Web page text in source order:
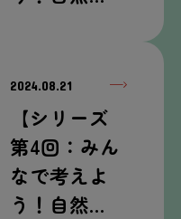
2024.08.21
【シリーズ
第4回 ：みん
なで考えよ
う！ 自然…